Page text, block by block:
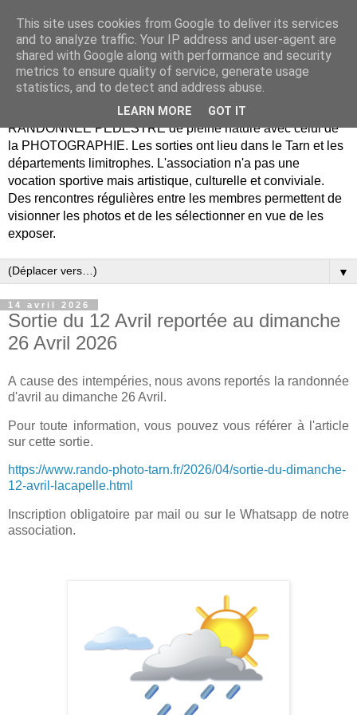
Association Rando Photo
Tarn
Notre association propose de combiner le plaisir de la
RANDONNÉE PÉDESTRE de pleine nature avec celui de
la PHOTOGRAPHIE. Les sorties ont lieu dans le Tarn et les
départements limitrophes. L'association n'a pas une
vocation sportive mais artistique, culturelle et conviviale.
Des rencontres régulières entre les membres permettent de
visionner les photos et de les sélectionner en vue de les
exposer.
▼
14 avril 2026
Sortie du 12 Avril reportée au dimanche
26 Avril 2026
A cause des intempéries, nous avons reportés la randonnée
d'avril au dimanche 26 Avril.
Pour toute information, vous pouvez vous référer à l'article
sur cette sortie.
https://www.rando-photo-tarn.fr/2026/04/sortie-du-dimanche-
12-avril-lacapelle.html
Inscription obligatoire par mail ou sur le Whatsapp de notre
association.
This site uses cookies from Google to deliver its services
and to analyze traffic. Your IP address and user-agent are
shared with Google along with performance and security
metrics to ensure quality of service, generate usage
statistics, and to detect and address abuse.
LEARN MORE GOT IT